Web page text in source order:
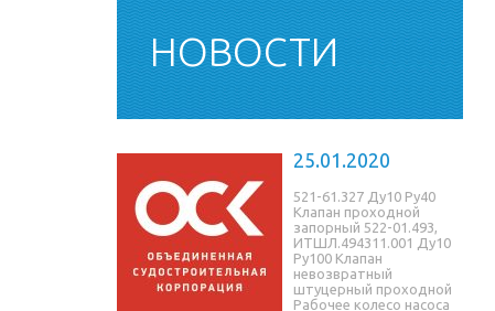
НОВОСТИ
25.01.2020
521-61.327 Ду10 Ру40
Клапан проходной
запорный 522-01.493,
ИТШЛ.494311.001 Ду10
Ру100 Клапан
невозвратный
штуцерный проходной
Рабочее колесо насоса